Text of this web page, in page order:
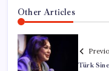
Other Articles
Türk